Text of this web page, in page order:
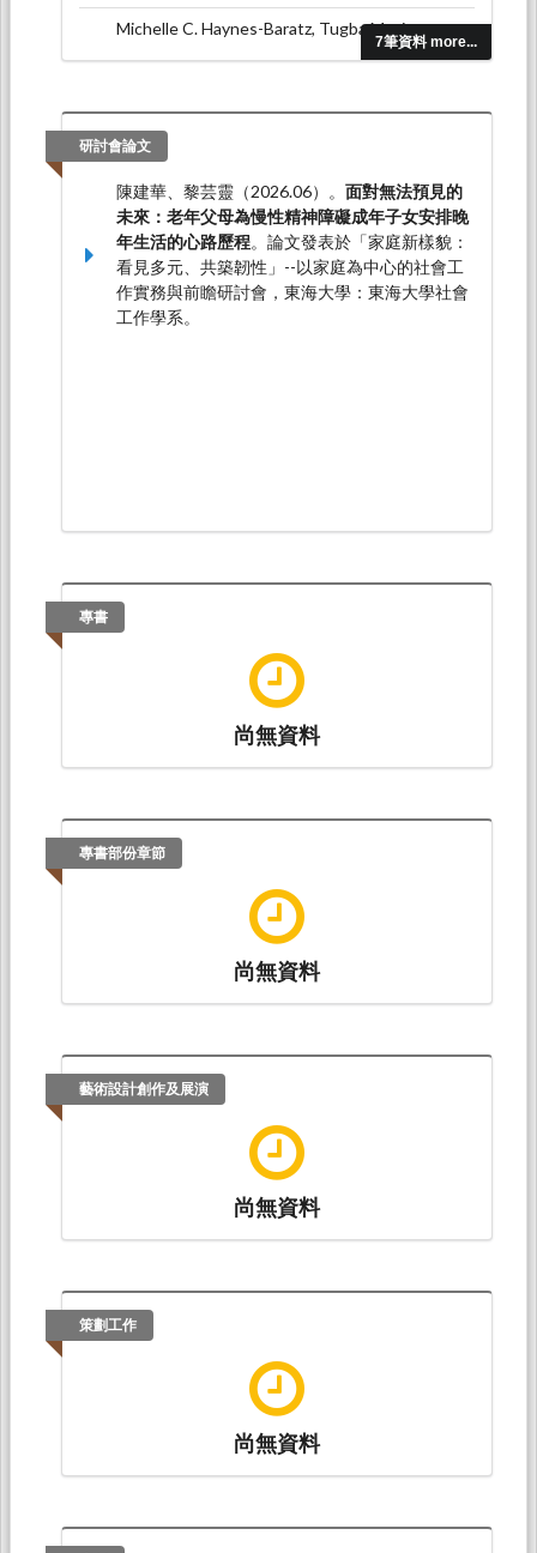
7筆資料 more...
Michelle C. Haynes-Baratz, Tugba Metinyurt,
Yun Ling Li, Joseph Gonzales, Meg A.
microaggressions.
Psychology, 63
(黎芸靈)* (2020.06). First-generation
immigration women faculty’s workplace
experiences in the US universities – examples
from China and Taiwan.Migration
Studies, 8(2), 209-227.
研討會論文
陳建華、黎芸靈（2026.06）。 面對無法預見的
未來：老年父母為慢性精神障礙成年子女安排晚
年生活的心路歷程。論文發表於「家庭新樣貌：
看見多元、共築韌性」--以家庭為中心的社會工
作實務與前瞻研討會，東海大學：東海大學社會
工作學系。
專書
尚無資料
專書部份章節
尚無資料
藝術設計創作及展演
尚無資料
策劃工作
尚無資料